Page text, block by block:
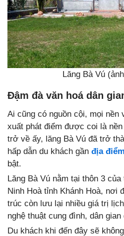
Lăng Bà Vú
Đậm đà văn hoá dân
Ai cũng có nguồn cội, mọi nền
xuất phát điểm được coi là
trở về ấy, lăng Bà Vú đã trở
hấp dẫn du khách gần địa
bật.
Lăng Bà Vú nằm tại thôn 3
Ninh Hoà tỉnh Khánh Hoà, nơi
trúc còn lưu lại nhiều giá trị
nghệ thuật cung đình, dân
Du khách khi đến đây sẽ